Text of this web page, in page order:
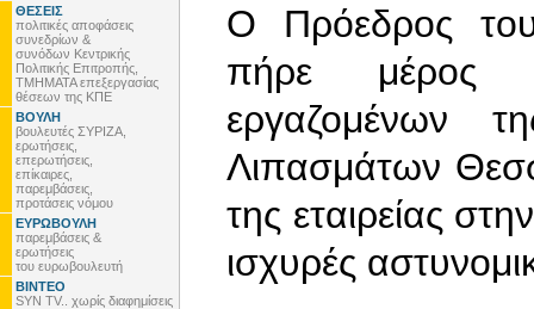
ΘΕΣΕΙΣ
πολιτικές αποφάσεις
συνεδρίων &
συνόδων Κεντρικής
Πολιτικής Επιτροπής,
ΤΜΗΜΑΤΑ επεξεργασίας
θέσεων της ΚΠΕ
ΒΟΥΛΗ
βουλευτές ΣΥΡΙΖΑ,
ερωτήσεις,
επερωτήσεις,
επίκαιρες,
παρεμβάσεις,
προτάσεις νόμου
ΕΥΡΩΒΟΥΛΗ
παρεμβάσεις &
ερωτήσεις
του ευρωβουλευτή
ΒΙΝΤΕΟ
SYN TV.. χωρίς διαφημίσεις
Ο Πρόεδρος
πήρε μέρος
εργαζομένων
Λιπασμάτων
της εταιρείας
ισχυρές